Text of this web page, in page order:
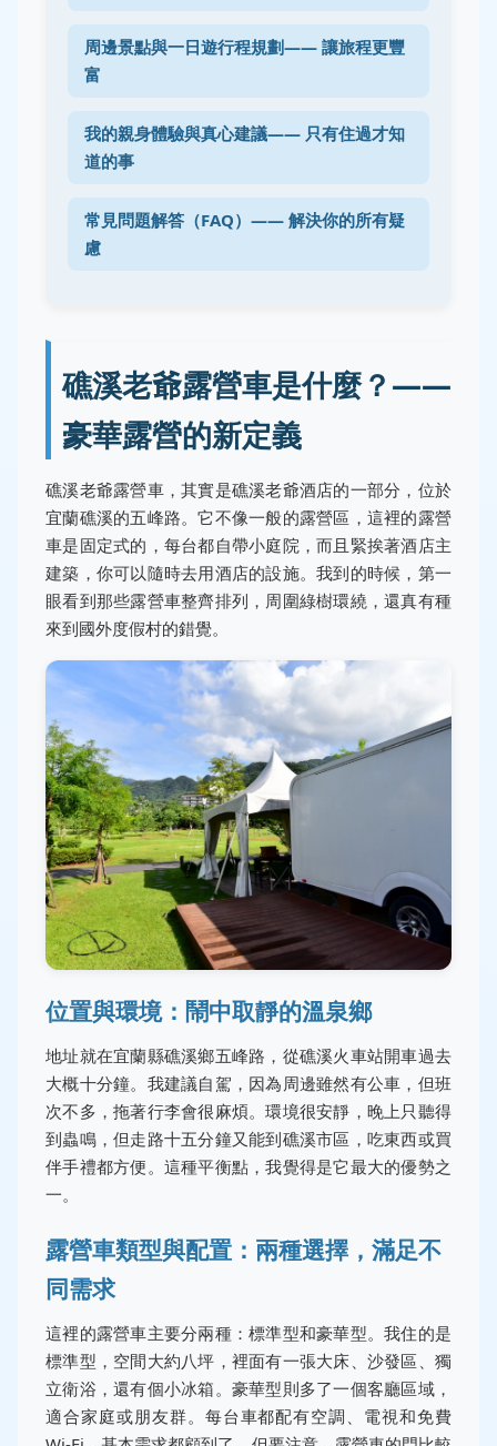
周邊景點與一日遊行程規劃—— 讓旅程更豐
富
我的親身體驗與真心建議—— 只有住過才知
道的事
常見問題解答（FAQ）—— 解決你的所有疑
慮
礁溪老爺露營車是什麼？——
豪華露營的新定義
礁溪老爺露營車，其實是礁溪老爺酒店的一部分，位於
宜蘭礁溪的五峰路。它不像一般的露營區，這裡的露營
車是固定式的，每台都自帶小庭院，而且緊挨著酒店主
建築，你可以隨時去用酒店的設施。我到的時候，第一
眼看到那些露營車整齊排列，周圍綠樹環繞，還真有種
來到國外度假村的錯覺。
位置與環境：鬧中取靜的溫泉鄉
地址就在宜蘭縣礁溪鄉五峰路，從礁溪火車站開車過去
大概十分鐘。我建議自駕，因為周邊雖然有公車，但班
次不多，拖著行李會很麻煩。環境很安靜，晚上只聽得
到蟲鳴，但走路十五分鐘又能到礁溪市區，吃東西或買
伴手禮都方便。這種平衡點，我覺得是它最大的優勢之
一。
露營車類型與配置：兩種選擇，滿足不
同需求
這裡的露營車主要分兩種：標準型和豪華型。我住的是
標準型，空間大約八坪，裡面有一張大床、沙發區、獨
立衛浴，還有個小冰箱。豪華型則多了一個客廳區域，
適合家庭或朋友群。每台車都配有空調、電視和免費